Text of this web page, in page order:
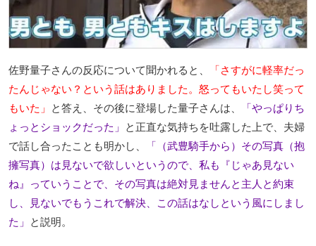
佐野量子さんの反応について聞かれると、
「さすがに軽率だっ
たんじゃない？という話はありました。怒ってもいたし笑って
もいた」
と答え、その後に登場した量子さんは、
「やっぱりち
ょっとショックだった」
と正直な気持ちを吐露した上で、夫婦
で話し合ったことも明かし、
「（武豊騎手から）その写真（抱
擁写真）は見ないで欲しいというので、私も『じゃあ見ない
ね』っていうことで、その写真は絶対見ませんと主人と約束
し、見ないでもうこれで解決、この話はなしという風にしまし
た」
と説明。